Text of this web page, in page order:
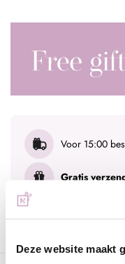
Deze website maakt
Voor 15:00
Gratis